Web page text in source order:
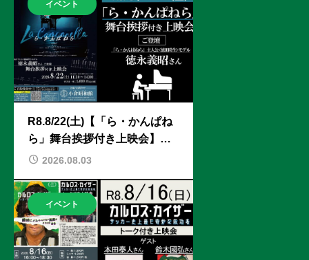
イベント
R8.8/22(土)【「ら・かんぱね
ら」舞台挨拶付き上映会】ゲ
スト：徳永義昭さん
2026.08.03
イベント